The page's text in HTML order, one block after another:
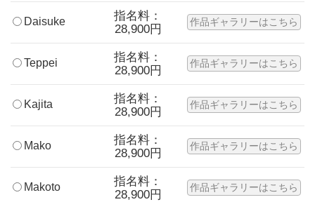
Daisuke
指名料：
28,900円
作品ギャラリーはこちら
Teppei
指名料：
28,900円
作品ギャラリーはこちら
Kajita
指名料：
28,900円
作品ギャラリーはこちら
Mako
指名料：
28,900円
作品ギャラリーはこちら
Makoto
指名料：
28,900円
作品ギャラリーはこちら